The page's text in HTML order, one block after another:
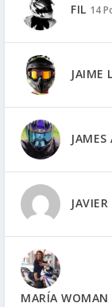
FIL 14
JAIME
JAMES
MARÍA